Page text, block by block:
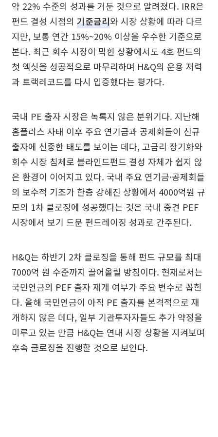
약 22% 수준의 성과를 거둔 것으로 알려졌다. IRR은
펀드 결성 시점의 기준금리와 시장 상황에 따라 다르
지만, 보통 연간 15%~20% 이상을 우수한 기준으로
본다. 최근 회수 시장이 막힌 상황에서도 4호 펀드의
첫 엑싯을 성공적으로 마무리하며 H&Q의 운용 저력
과 트랙레코드를 다시 입증했다는 평가다.
국내 PE 출자 시장은 녹록지 않은 분위기다. 지난해
홈플러스 사태 이후 주요 연기금과 공제회들이 신규
출자에 신중한 태도를 보이는 데다, 고금리 장기화와
회수 시장 침체로 블라인드펀드 결성 자체가 쉽지 않
은 환경이 이어지고 있다. 국내 주요 연기금·공제회들
의 보수적 기조가 한층 강해진 상황에서 4000억원 규
모의 1차 클로징에 성공했다는 것은 국내 중견 PEF
시장에서 보기 드문 펀드레이징 성과로 간주된다.
H&Q는 하반기 2차 클로징을 통해 펀드 규모를 최대
7000억 원 수준까지 끌어올릴 방침이다. 현재로서는
국민연금의 PEF 출자 재개 여부가 주요 변수로 꼽힌
다. 올해 국민연금이 아직 PE 출자를 본격적으로 재
개하지 않은 데다, 일부 기관투자자들도 추가 약정을
미루고 있는 만큼 H&Q는 연내 시장 상황을 지켜보며
후속 클로징을 진행할 것으로 보인다.